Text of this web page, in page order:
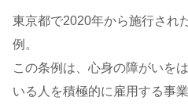
東京都で2020年から施行され
例。
この条例は、心身の障がいを
いる人を積極的に雇用する事